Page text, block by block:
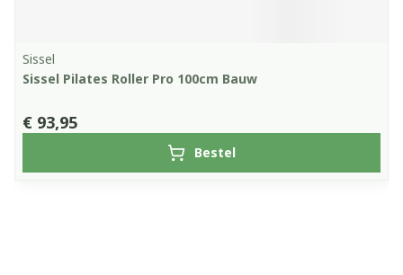
Sissel
Sissel Pilates Roller Pro 100cm Bauw
€ 93,95
Bestel